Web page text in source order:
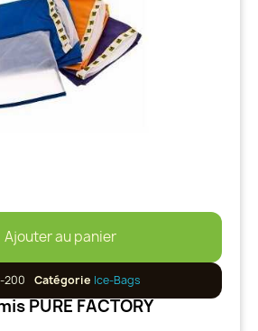
Ajouter au panier
200 Catégorie Ice-Bags
PURE FACTORY